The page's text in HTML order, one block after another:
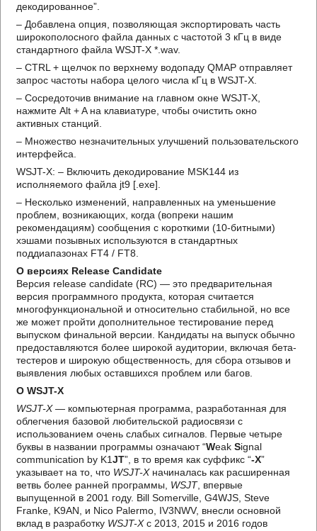
декодированное”.
– Добавлена опция, позволяющая экспортировать часть
широкополосного файла данных с частотой 3 кГц в виде
стандартного файла WSJT-X *.wav.
– CTRL + щелчок по верхнему водопаду QMAP отправляет
запрос частоты набора целого числа кГц в WSJT-X.
– Сосредоточив внимание на главном окне WSJT-X,
нажмите Alt + A на клавиатуре, чтобы очистить окно
активных станций.
– Множество незначительных улучшений пользовательского
интерфейса.
WSJT-X: – Включить декодирование MSK144 из
исполняемого файла jt9 [.exe].
– Несколько изменений, направленных на уменьшение
проблем, возникающих, когда (вопреки нашим
рекомендациям) сообщения с короткими (10-битными)
хэшами позывных используются в стандартных
поддиапазонах FT4 / FT8.
О версиях Release Candidate
Версия release candidate (RC) — это предварительная
версия программного продукта, которая считается
многофункциональной и относительно стабильной, но все
же может пройти дополнительное тестирование перед
выпуском финальной версии. Кандидаты на выпуск обычно
предоставляются более широкой аудитории, включая бета-
тестеров и широкую общественность, для сбора отзывов и
выявления любых оставшихся проблем или багов.
О WSJT-X
WSJT-X— компьютерная программа, разработанная для
облегчения базовой любительской радиосвязи с
использованием очень слабых сигналов. Первые четыре
буквы в названии программы означают “WeakSignal
communication by K1JT”, в то время как суффикс “-X”
указывает на то, что WSJT-Xначиналась как расширенная
ветвь более ранней программы, WSJT, впервые
выпущенной в 2001 году. Bill Somerville, G4WJS, Steve
Franke, K9AN, и Nico Palermo, IV3NWV, внесли основной
вклад в разработку WSJT-Xс 2013, 2015 и 2016 годов